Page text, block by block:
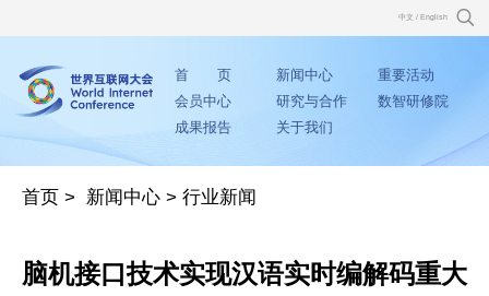
中文 / English
首 页 新闻中心
重要活动
会员中心
研究与合作
数智研修院
成果报告
关于我们
首页 > 新闻中心 >行业新闻
脑机接口技术实现汉语实时编解码重大